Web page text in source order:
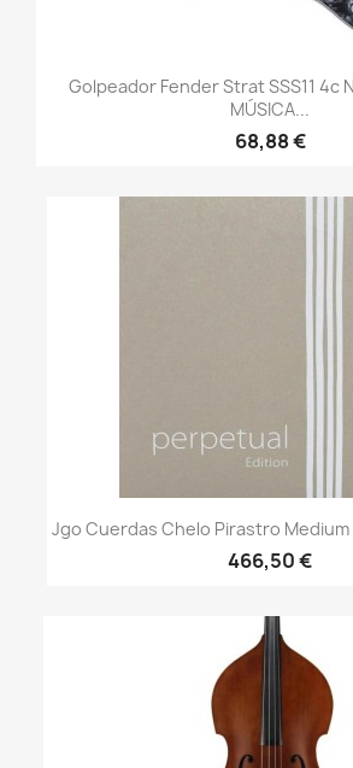
Golpeador Fender Strat SSS11 4c
MÚSICA...
68,88 €
Jgo Cuerdas Chelo Pirastro Medium |
466,50 €